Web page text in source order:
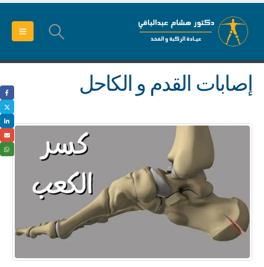
إصابات القدم و الكاحل